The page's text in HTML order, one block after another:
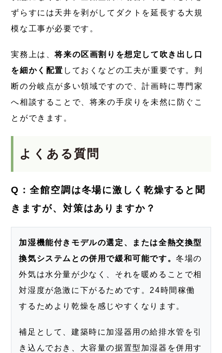
ずらすには天井を剥がしてダクトを延長する大規
模な工事が必要です。
実務上は、将来の区画割りを想定して吹き出し口
を細かく配置 しておくなどの工夫が重要です。判
断の分岐点が多い領域ですので、計画時に専門家
へ相談することで、将来の手戻りを未然に防ぐこ
とができます。
よくある質問
Q：全館空調は冬場に激しく乾燥すると聞
きますが、対策はありますか？
加湿機能付きモデルの選定、または全熱交換型
換気システムとの併用で緩和可能です。冬場の
外気は水分量が少なく、それを暖めることで相
対湿度が急激に下がるためです。24時間稼働
するためより乾燥を感じやすくなります。
補足として、建築時に加湿器用の給排水管を引
き込んでおき、大容量の据置型加湿器を併用す